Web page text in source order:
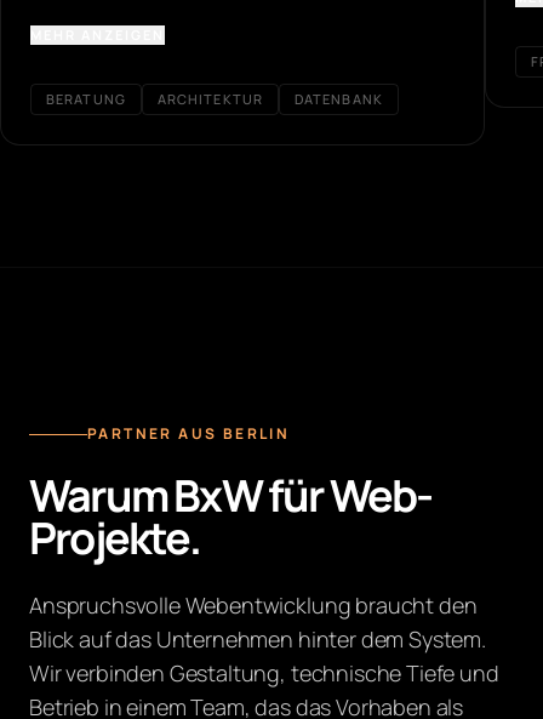
BERATUNG ARCHITEKTUR DATENBANK
PARTNER AUS BERLIN
Warum BxW für Web-
Projekte.
Anspruchsvolle Webentwicklung braucht den
Blick auf das Unternehmen hinter dem System.
Wir verbinden Gestaltung, technische Tiefe und
Betrieb in einem Team, das das Vorhaben als